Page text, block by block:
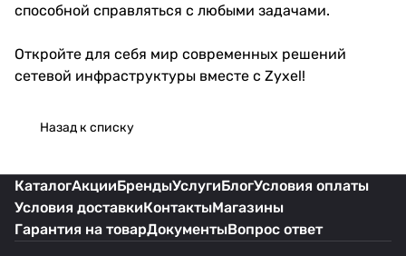
способной справляться с любыми задачами.
Откройте для себя мир современных решений
сетевой инфраструктуры вместе с Zyxel!
Назад к списку
КаталогАкцииБрендыУслугиБлогУсловия оплаты
Условия доставкиКонтактыМагазины
Гарантия на товарДокументыВопрос ответ